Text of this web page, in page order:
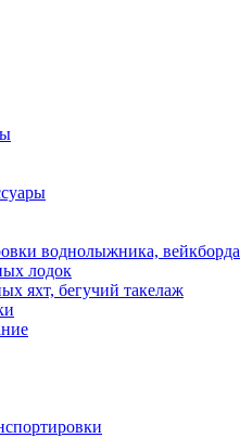
воднолыжника, вейкборда
лодок
яхт, бегучий такелаж